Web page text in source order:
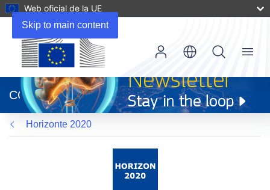
Skip to main content
Web oficial de la UE
abrirá
en
una
nueva
ventana)
CORDIS
Menu
Horizonte 2020